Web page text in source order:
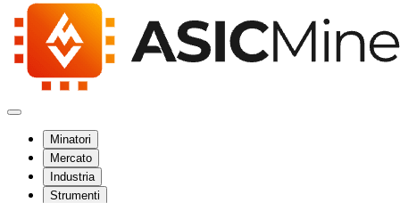
Minatori
Mercato
Industria
Strumenti